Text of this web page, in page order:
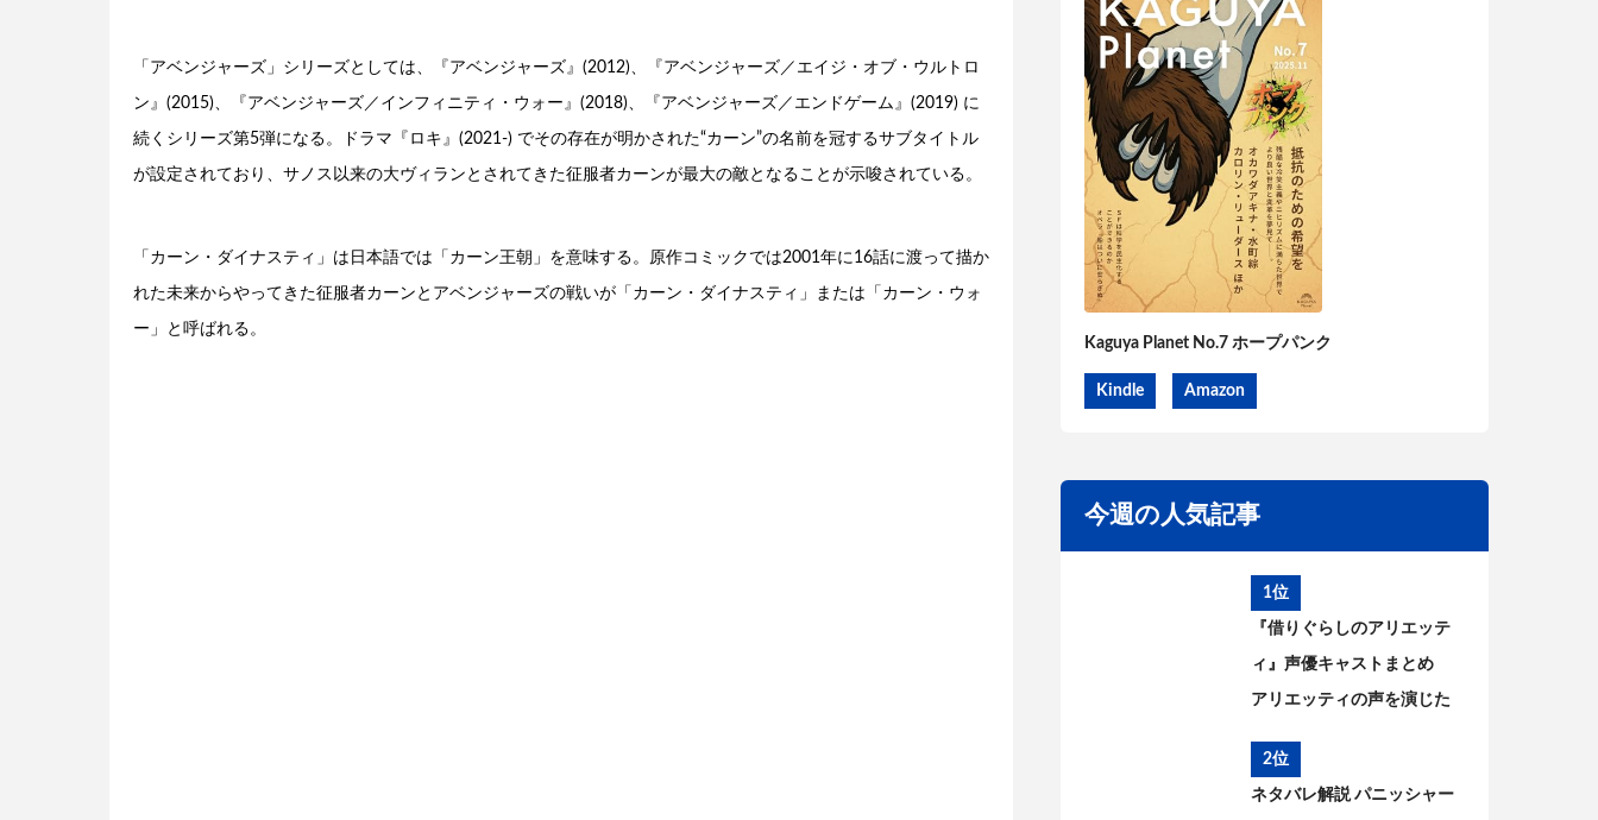
「アベンジャーズ」シリーズとしては、『アベンジャーズ』(2012)、『アベンジャーズ／エイジ・オブ・ウルトロ
ン』(2015)、『アベンジャーズ／インフィニティ・ウォー』(2018)、『アベンジャーズ／エンドゲーム』(2019) に
続くシリーズ第5弾になる。ドラマ『ロキ』(2021-) でその存在が明かされた“カーン”の名前を冠するサブタイトル
が設定されており、サノス以来の大ヴィランとされてきた征服者カーンが最大の敵となることが示唆されている。
「カーン・ダイナスティ」は日本語では「カーン王朝」を意味する。原作コミックでは2001年に16話に渡って描か
れた未来からやってきた征服者カーンとアベンジャーズの戦いが「カーン・ダイナスティ」または「カーン・ウォ
ー」と呼ばれる。
Kaguya Planet No.7 ホープパンク
Kindle Amazon
今週の人気記事
1位
『借りぐらしのアリエッテ
ィ』声優キャストまとめ
アリエッティの声を演じた
2位
ネタバレ解説 パニッシャー